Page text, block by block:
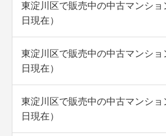
東淀川区で販売中の中古マンシ
日現在）
東淀川区で販売中の中古マンシ
日現在）
東淀川区で販売中の中古マンシ
日現在）